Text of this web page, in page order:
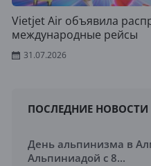
Vietjet Air объявила
международные рейсы
31.07.2026
ПОСЛЕДНИЕ НОВОСТИ
День альпинизма в
Альпиниадой с 8...